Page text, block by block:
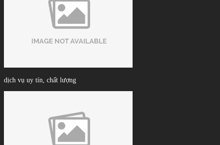
dịch vụ uy tín, chất lượng